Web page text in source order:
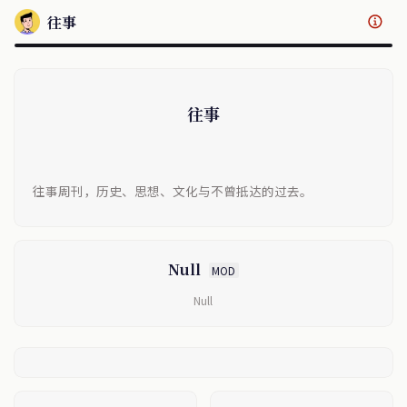
往事
往事
往事周刊，历史、思想、文化与不曾抵达的过去。
Null
MOD
Null